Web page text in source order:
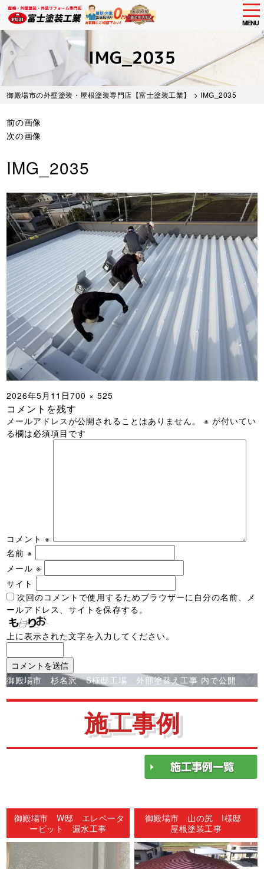
Skip
to
main
content
MENU
IMG_2035
御殿場市の外壁塗装・屋根塗装専門店【富士塗装工業】 > IMG_2035
前の画像
次の画像
IMG_2035
投
稿
日:
2026年5月11日フ
ル
サ
イ
700 × 525
コメントを残す
メールアドレスが公開されることはありません。 ※ が付いてい
る欄は必須項目です
コメント※
名前※
メール※
サイト
次回のコメントで使用するためブラウザーに自分の名前、メ
ールアドレス、サイトを保存する。
上に表示された文字を入力してください。
投
稿
ゲ
ン
御殿場市 杉名沢 S様邸工場 外部塗替え工事 内で公開
施工事例
御殿場市 W邸 エレベータ
ーピット 漏水工事
御殿場市 山の尻 I様邸
屋根塗装工事